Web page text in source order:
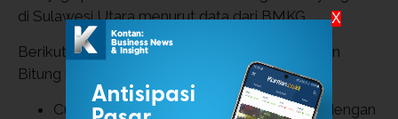
di Sulawesi Utara menurut data dari BMKG.
Berikut prakiraan cuaca untuk kota Manado dan
Bitung hari ini Sabtu, 7 Februari 2026:
Cuaca kota Manado hari ini: hujan ringan dengan
X